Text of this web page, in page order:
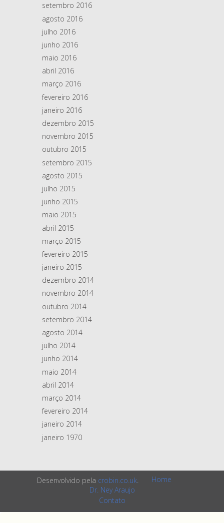
setembro 2016
agosto 2016
julho 2016
junho 2016
maio 2016
abril 2016
março 2016
fevereiro 2016
janeiro 2016
dezembro 2015
novembro 2015
outubro 2015
setembro 2015
agosto 2015
julho 2015
junho 2015
maio 2015
abril 2015
março 2015
fevereiro 2015
janeiro 2015
dezembro 2014
novembro 2014
outubro 2014
setembro 2014
agosto 2014
julho 2014
junho 2014
maio 2014
abril 2014
março 2014
fevereiro 2014
janeiro 2014
janeiro 1970
Desenvolvido pela crobin.co.uk
Home
Dr. Ney Araujo
Contato